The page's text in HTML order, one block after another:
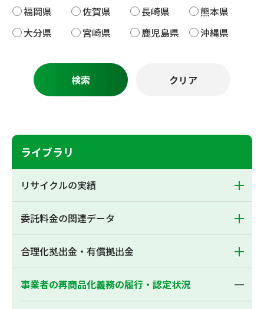
福岡県
佐賀県 長崎県
熊本県
大分県
宮崎県 鹿児島県 沖縄県
ライブラリ
リサイクルの実績
委託料金の関連データ
合理化拠出金・有償拠出金
事業者の再商品化義務の履行・認定状況